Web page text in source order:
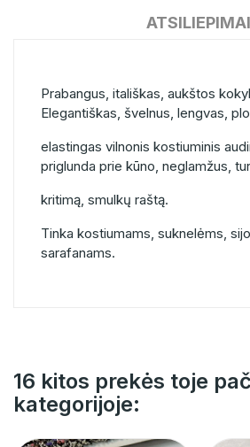
ATSILIEPIMAI
Prabangus, itališkas, aukštos
Elegantiškas, švelnus, lengvas,
elastingas vilnonis kostiuminis
priglunda prie kūno, neglamžus,
kritimą, smulkų raštą.
Tinka kostiumams, suknelėms,
sarafanams.
16 kitos prekės toje
kategorijoje: